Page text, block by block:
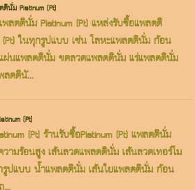
นั่ม Platinum (Pt)
ลตตินั่ม Platinum (Pt) แหล่งรับซื้อแพลตติ
(Pt) ในทุกรูปแบบ เช่น โลหะแพลตตินั่ม ก้อน
นแพลตตินั่ม ขดลวดแพลตตินั่ม แร่แพลตตินั่ม
ลตตินั...
(Pt)
(Pt) ร้านรับซื้อPlatinum (Pt) แพลตตินั่ม
มร้อนสูง เส้นลวดแพลตตินั่ม เส้นลวดเทอร์โม
ปแบบ น้ำแพลตตินั่ม เส้นใยแพลตตินั่ม ก้อน